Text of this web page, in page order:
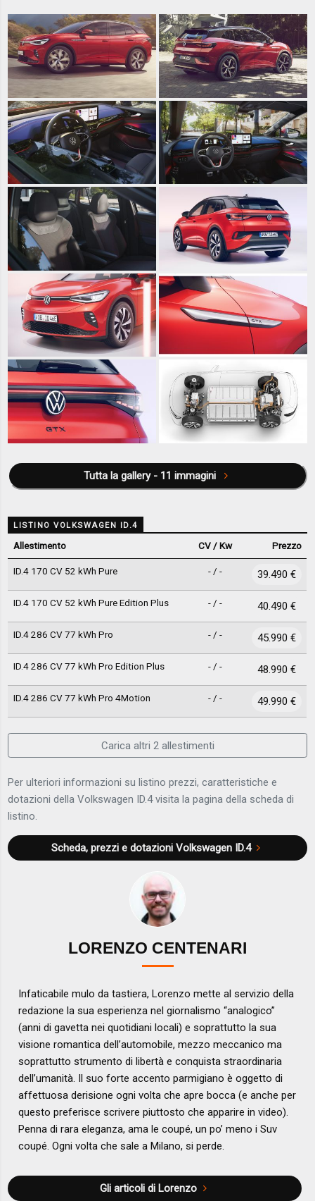
Tutta la gallery - 11 immagini
LISTINO VOLKSWAGEN ID.4
Allestimento CV / Kw Prezzo
ID.4 170 CV 52 kWh Pure - / - 39.490 €
ID.4 170 CV 52 kWh Pure Edition Plus - / - 40.490 €
ID.4 286 CV 77 kWh Pro - / - 45.990 €
ID.4 286 CV 77 kWh Pro Edition Plus - / - 48.990 €
ID.4 286 CV 77 kWh Pro 4Motion - / - 49.990 €
Carica altri 2 allestimenti
Per ulteriori informazioni su listino prezzi, caratteristiche e
dotazioni della Volkswagen ID.4 visita la pagina della scheda di
listino.
Scheda, prezzi e dotazioni Volkswagen ID.4
LORENZO CENTENARI
Infaticabile mulo da tastiera, Lorenzo mette al servizio della
redazione la sua esperienza nel giornalismo “analogico”
(anni di gavetta nei quotidiani locali) e soprattutto la sua
visione romantica dell’automobile, mezzo meccanico ma
soprattutto strumento di libertà e conquista straordinaria
dell’umanità. Il suo forte accento parmigiano è oggetto di
affettuosa derisione ogni volta che apre bocca (e anche per
questo preferisce scrivere piuttosto che apparire in video).
Penna di rara eleganza, ama le coupé, un po’ meno i Suv
coupé. Ogni volta che sale a Milano, si perde.
Gli articoli di Lorenzo